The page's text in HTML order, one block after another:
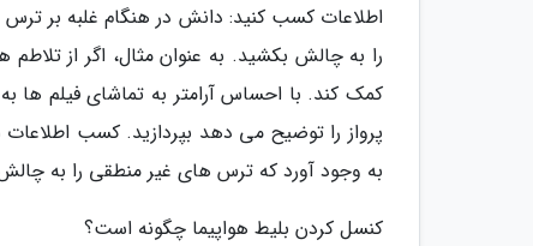
اطلاعات کسب کنید: دانش در هنگام غلبه بر ترس
را به چالش بکشید. به عنوان مثال، اگر از تلاطم
کمک کند. با احساس آرامتر به تماشای فیلم ها
پرواز را توضیح می دهد بپردازید. کسب
به وجود آورد که ترس های غیر منطقی را به
کنسل کردن بلیط هواپیما چگونه است؟